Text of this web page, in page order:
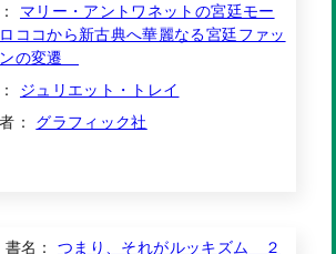
マリー・アントワネットの宮廷モー
ココから新古典へ華麗なる宮廷ファッ
の変遷
ジュリエット・トレイ
： グラフィック社
書名：つまり、それがルッキズム ２